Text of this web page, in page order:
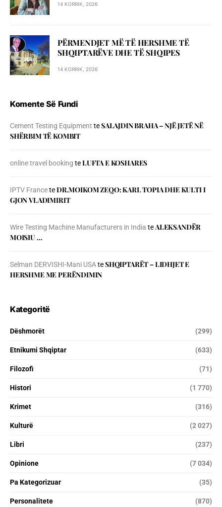
14 KORRIK, 2026
PËRMENDJET MË TË HERSHME TË
SHQIPTARËVE DHE TË SHQIPES
14 KORRIK, 2026
Komente Së Fundi
Cement Testing Equipment teSALAJDIN BRAHA – NJЁ JETЁ NЁ
SHЁRBIM TЁ KOMBIT
online travel booking teLUFTA E KOSHARES
IPTV FranceteDR.MOIKOM ZEQO: KARL TOPIA DHE KULTI I
GJON VLADIMIRIT
Wire Testing Machine Manufacturers in India teALEKSANDËR
MOISIU …
Selman DERVISHI-Mani USAteSHQIPTARËT – LIDHJET E
HERSHME ME PERËNDIMIN
Kategoritë
Dëshmorët (299)
Etnikumi Shqiptar (633)
Filozofi (71)
Histori (1 770)
Krimet (316)
Kulturë (2 027)
Libri (237)
Opinione (7 034)
Pa Kategorizuar (35)
Personalitete (870)